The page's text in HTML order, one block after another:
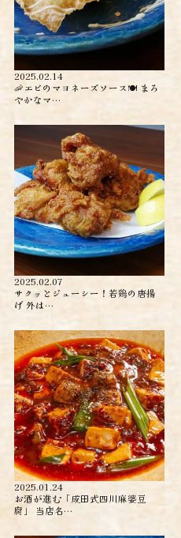
2025.02.14
🦐エビのマヨネーズソース🍽️ まろ
やかなマ…
2025.02.07
サクッとジューシー！若鶏の唐揚
げ 外は…
2025.01.24
お酒が進む「成田式四川麻婆豆
腐」 当店名…